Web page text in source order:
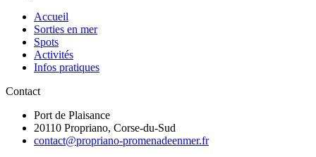
Accueil
Sorties en mer
Spots
Activités
Infos pratiques
Contact
Port de Plaisance
20110 Propriano, Corse-du-Sud
contact@propriano-promenadeenmer.fr